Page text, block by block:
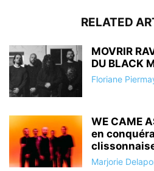
RELATED
MOVRIR
DU BLACK
Floriane
WE CAME
en
Marjorie